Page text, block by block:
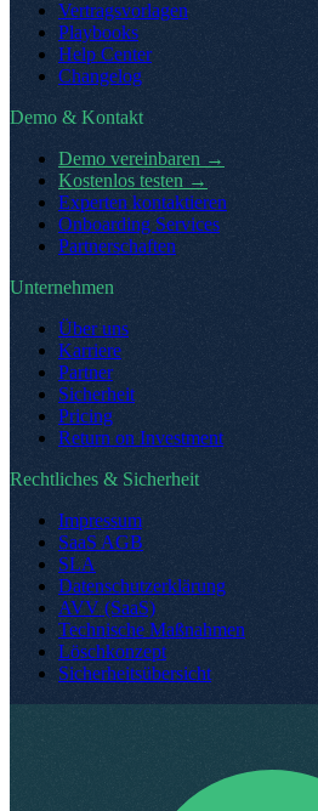
Vertragsvorlagen
Playbooks
Help Center
Changelog
Demo & Kontakt
Demo vereinbaren →
Kostenlos testen →
Experten kontaktieren
Onboarding Services
Partnerschaften
Unternehmen
Über uns
Karriere
Partner
Sicherheit
Pricing
Return on Investment
Rechtliches & Sicherheit
Impressum
SaaS AGB
SLA
Datenschutzerklärung
AVV (SaaS)
Technische Maßnahmen
Löschkonzept
Sicherheitsübersicht